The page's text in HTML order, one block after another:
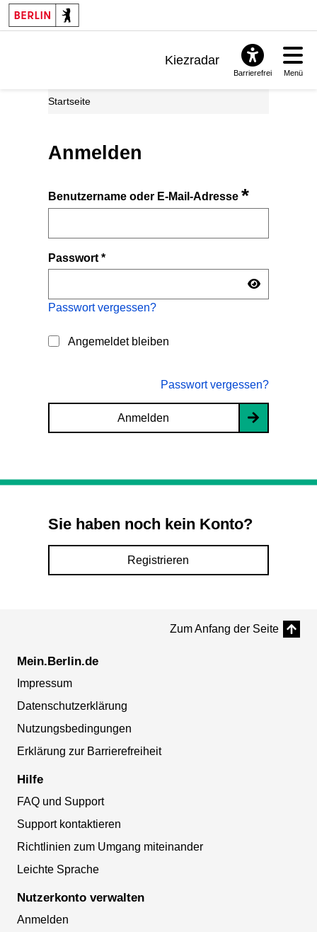
Kiezradar
Barrierefrei Menü
Startseite
Anmelden
Benutzername oder E-Mail-Adresse*
Passwort*
Passwort vergessen?
Angemeldet bleiben
Passwort vergessen?
Anmelden
Sie haben noch kein Konto?
Registrieren
Zum Anfang der Seite
Mein.Berlin.de
Impressum
Datenschutzerklärung
Nutzungsbedingungen
Erklärung zur Barrierefreiheit
Hilfe
FAQ und Support
Support kontaktieren
Richtlinien zum Umgang miteinander
Leichte Sprache
Nutzerkonto verwalten
Anmelden